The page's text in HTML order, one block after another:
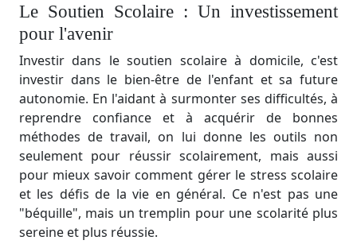
Le Soutien Scolaire : Un investissement
pour l'avenir
Investir dans le soutien scolaire à domicile, c'est
investir dans le bien-être de l'enfant et sa future
autonomie. En l'aidant à surmonter ses difficultés, à
reprendre confiance et à acquérir de bonnes
méthodes de travail, on lui donne les outils non
seulement pour réussir scolairement, mais aussi
pour mieux savoir comment gérer le stress scolaire
et les défis de la vie en général. Ce n'est pas une
"béquille", mais un tremplin pour une scolarité plus
sereine et plus réussie.